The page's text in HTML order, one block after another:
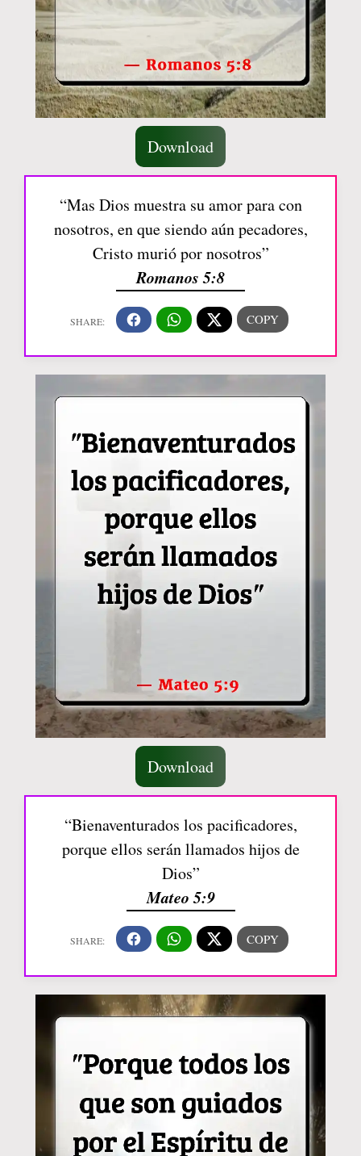
Download
“Mas Dios muestra su amor para con
nosotros, en que siendo aún pecadores,
Cristo murió por nosotros”
Romanos 5:8
Download
“Bienaventurados los pacificadores,
porque ellos serán llamados hijos de
Dios”
Mateo 5:9